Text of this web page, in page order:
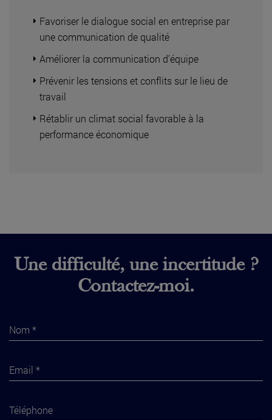
Favoriser le dialogue social en entreprise par
une communication de qualité
Améliorer la communication d’équipe
Prévenir les tensions et conflits sur le lieu de
travail
Rétablir un climat social favorable à la
performance économique
Une difficulté, une incertitude ?
Contactez-moi.